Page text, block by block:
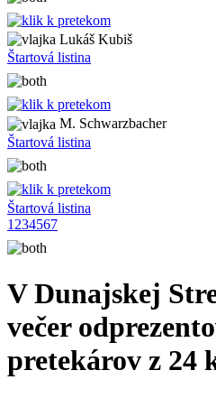
Lukáš Kubiš
Štartová listina
M. Schwarzbacher
Štartová listina
Štartová listina
1 234567
V Dunajskej
večer
pretekárov z 24